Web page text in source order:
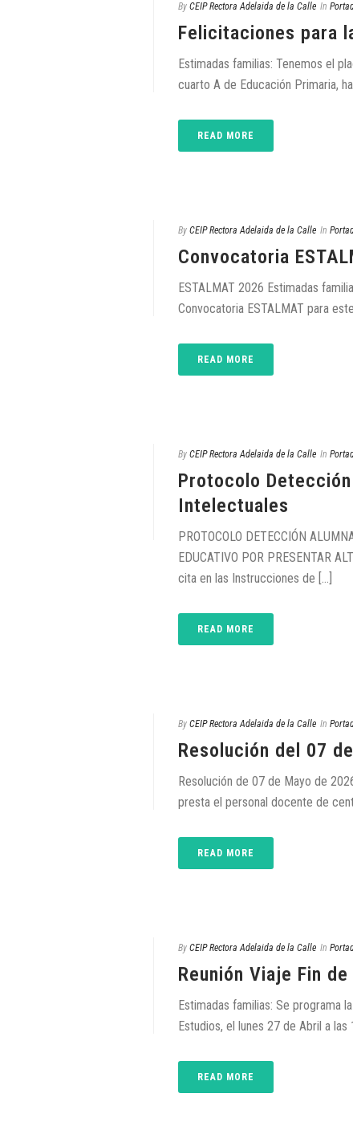
By CEIP Rectora Adelaida de la Calle In
Felicitaciones para
Estimadas familias: Tenemos el
cuarto A de Educación Primaria,
READ MORE
By CEIP Rectora Adelaida de la Calle In
Convocatoria
ESTALMAT 2026 Estimadas
Convocatoria ESTALMAT para
READ MORE
By CEIP Rectora Adelaida de la Calle In
Protocolo
Intelectuales
PROTOCOLO DETECCIÓN
EDUCATIVO POR PRESENTAR
cita en las Instrucciones de [...]
READ MORE
By CEIP Rectora Adelaida de la Calle In
Resolución del 07
Resolución de 07 de Mayo de
presta el personal docente de
READ MORE
By CEIP Rectora Adelaida de la Calle In
Reunión Viaje Fin
Estimadas familias: Se programa
Estudios, el lunes 27 de Abril a las
READ MORE